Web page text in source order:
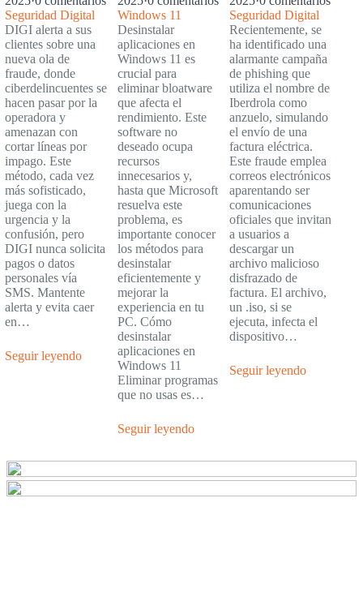
DIGI
Seguridad Digital
DIGI alerta a sus
clientes sobre una
nueva ola de
fraude, donde
ciberdelincuentes se
hacen pasar por la
operadora y
amenazan con
cortar líneas por
impago. Este
método, cada vez
más sofisticado,
juega con la
urgencia y la
confusión, pero
DIGI nunca solicita
pagos o datos
personales vía
SMS. Mantente
alerta y evita caer
en…
Seguir leyendo
Windows 11
Desinstalar
aplicaciones en
Windows 11 es
crucial para
eliminar bloatware
que afecta el
rendimiento. Este
software no
deseado ocupa
recursos
innecesarios y,
hasta que Microsoft
resuelva este
problema, es
importante conocer
los métodos para
desinstalar
eficientemente y
mejorar la
experiencia en tu
PC. Cómo
desinstalar
aplicaciones en
Windows 11
Eliminar programas
que no usas es…
Seguir leyendo
Seguridad Digital
Recientemente, se
ha identificado una
alarmante campaña
de phishing que
utiliza el nombre de
Iberdrola como
anzuelo, simulando
el envío de una
factura eléctrica.
Este fraude emplea
correos electrónicos
aparentando ser
comunicaciones
oficiales que invitan
a usuarios a
descargar un
archivo malicioso
disfrazado de
factura. El archivo,
un .iso, si se
ejecuta, infecta el
dispositivo…
Seguir leyendo